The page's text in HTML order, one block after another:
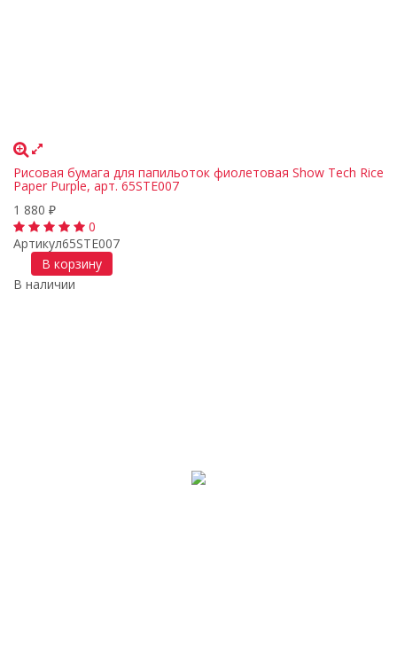
Рисовая бумага для папильоток фиолетовая Show Tech Rice
Paper Purple, арт. 65STE007
1 880 ₽
0
Артикул65STE007
В корзину
В наличии